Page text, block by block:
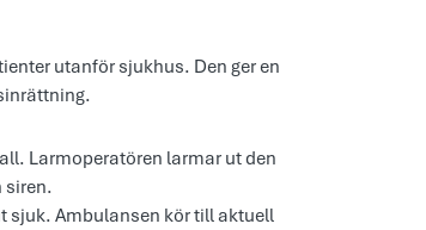
utanför sjukhus. Den ger en
Larmoperatören larmar ut den
siren.
sjuk. Ambulansen kör till aktuell